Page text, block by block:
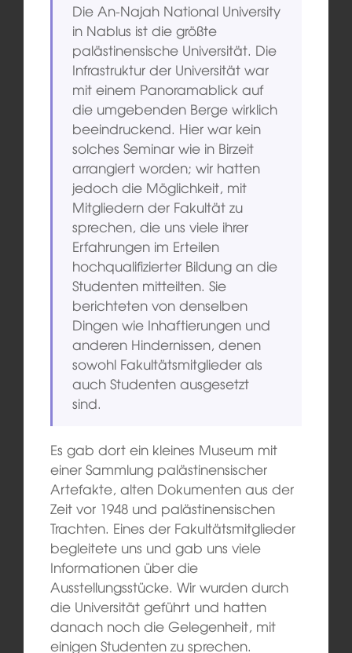
Die An-Najah National University
in Nablus ist die größte
palästinensische Universität. Die
Infrastruktur der Universität war
mit einem Panoramablick auf
die umgebenden Berge wirklich
beeindruckend. Hier war kein
solches Seminar wie in Birzeit
arrangiert worden; wir hatten
jedoch die Möglichkeit, mit
Mitgliedern der Fakultät zu
sprechen, die uns viele ihrer
Erfahrungen im Erteilen
hochqualifizierter Bildung an die
Studenten mitteilten. Sie
berichteten von denselben
Dingen wie Inhaftierungen und
anderen Hindernissen, denen
sowohl Fakultätsmitglieder als
auch Studenten ausgesetzt
sind.
Es gab dort ein kleines Museum mit
einer Sammlung palästinensischer
Artefakte, alten Dokumenten aus der
Zeit vor 1948 und palästinensischen
Trachten. Eines der Fakultätsmitglieder
begleitete uns und gab uns viele
Informationen über die
Ausstellungsstücke. Wir wurden durch
die Universität geführt und hatten
danach noch die Gelegenheit, mit
einigen Studenten zu sprechen.